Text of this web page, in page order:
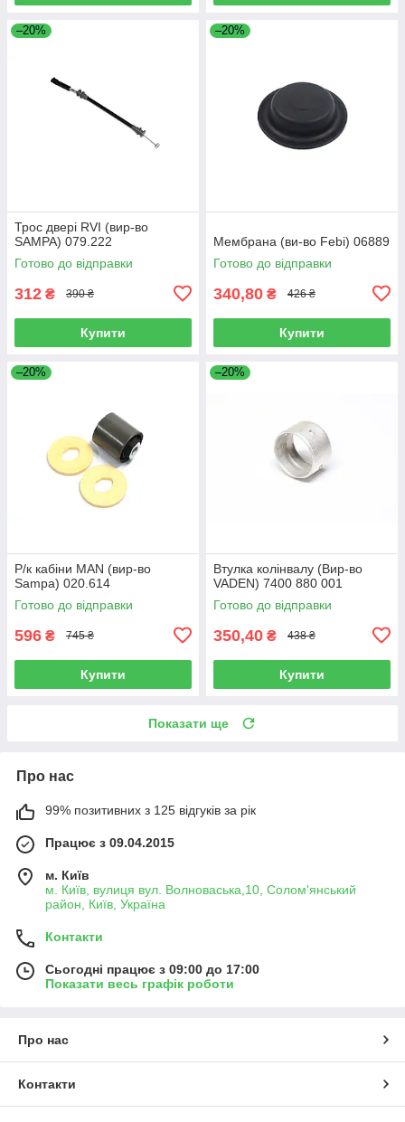
–20%
Трос двері RVI (вир-во
SAMPA) 079.222
Готово до відправки
312 ₴ 390 ₴
Купити
–20%
Мембрана (ви-во Febi) 06889
Готово до відправки
340,80 ₴ 426 ₴
Купити
–20%
Р/к кабіни MAN (вир-во
Sampa) 020.614
Готово до відправки
596 ₴ 745 ₴
Купити
–20%
Втулка колінвалу (Вир-во
VADEN) 7400 880 001
Готово до відправки
350,40 ₴ 438 ₴
Купити
Показати ще
Про нас
99% позитивних з 125 відгуків за рік
Працює з 09.04.2015
м. Київ
м. Київ, вулиця вул. Волноваська,10, Солом'янський
район, Київ, Україна
Контакти
Сьогодні працює з 09:00 до 17:00
Показати весь графік роботи
Про нас
Контакти